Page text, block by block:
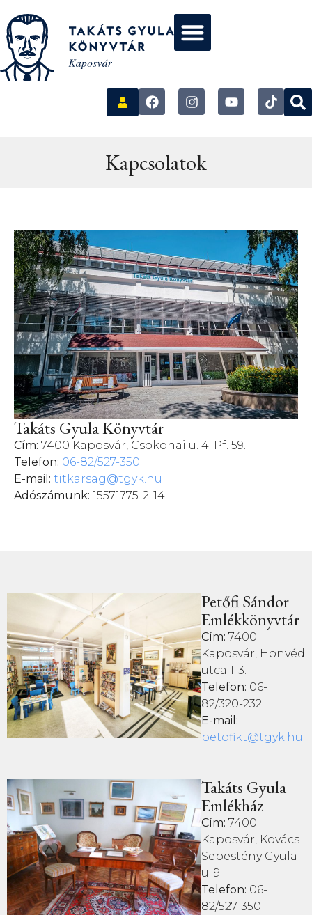
Kapcsolatok
Takáts Gyula Könyvtár
Cím: 7400 Kaposvár, Csokonai u. 4. Pf. 59.
Telefon: 06-82/527-350
E-mail: titkarsag@tgyk.hu
Adószámunk: 15571775-2-14
Petőfi Sándor
Emlékkönyvtár
Cím: 7400
Kaposvár, Honvéd
utca 1-3.
Telefon: 06-
82/320-232
E-mail:
petofikt@tgyk.hu
Takáts Gyula
Emlékház
Cím: 7400
Kaposvár, Kovács-
Sebestény Gyula
u. 9.
Telefon: 06-
82/527-350